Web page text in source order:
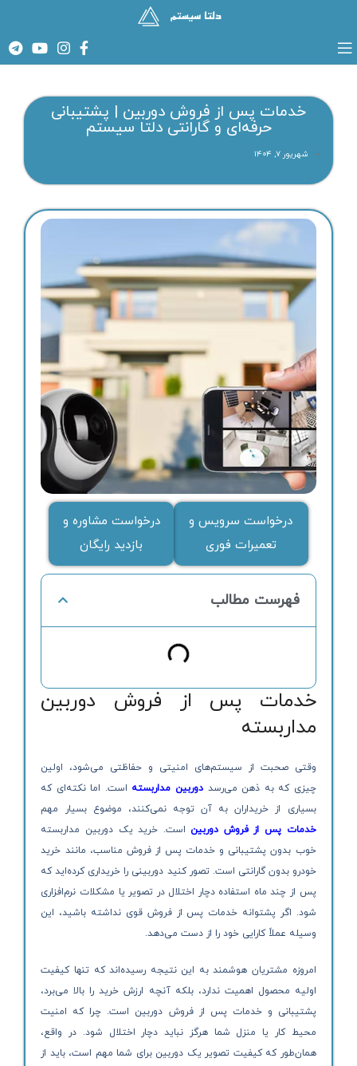
خدمات پس از فروش دوربین | پشتیبانی
حرفه‌ای و گارانتی دلتا سیستم
شهریور ۷, ۱۴۰۴
درخواست سرویس و
تعمیرات فوری
درخواست مشاوره و
بازدید رایگان
فهرست مطالب
خدمات پس از فروش دوربین
مداربسته
وقتی صحبت از سیستم‌های امنیتی و حفاظتی می‌شود، اولین
چیزی که به ذهن می‌رسد دوربین مداربسته است. اما نکته‌ای که
بسیاری از خریداران به آن توجه نمی‌کنند، موضوع بسیار مهم
خدمات پس از فروش دوربین است. خرید یک دوربین مداربسته
خوب بدون پشتیبانی و خدمات پس از فروش مناسب، مانند خرید
خودرو بدون گارانتی است. تصور کنید دوربینی را خریداری کرده‌اید که
پس از چند ماه استفاده دچار اختلال در تصویر یا مشکلات نرم‌افزاری
شود. اگر پشتوانه خدمات پس از فروش قوی نداشته باشید، این
وسیله عملاً کارایی خود را از دست می‌دهد.
امروزه مشتریان هوشمند به این نتیجه رسیده‌اند که تنها کیفیت
اولیه محصول اهمیت ندارد، بلکه آنچه ارزش خرید را بالا می‌برد،
پشتیبانی و خدمات پس از فروش دوربین است. چرا که امنیت
محیط کار یا منزل شما هرگز نباید دچار اختلال شود. در واقع،
همان‌طور که کیفیت تصویر یک دوربین برای شما مهم است، باید از